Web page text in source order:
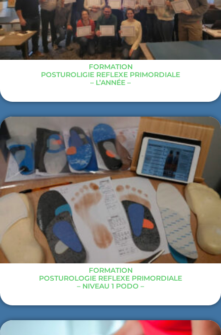
FORMATION
POSTUROLIGIE REFLEXE PRIMORDIALE
– L’ANNÉE –
FORMATION
POSTUROLOGIE REFLEXE PRIMORDIALE
– NIVEAU 1 PODO –